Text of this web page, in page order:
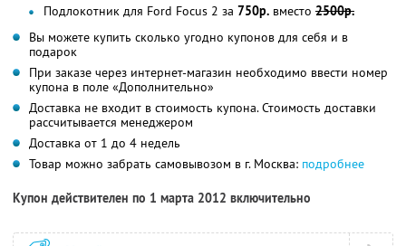
Подлокотник для Ford Focus 2 за 750р. вместо 2500р.
Вы можете купить сколько угодно купонов для себя и в
подарок
При заказе через интернет-магазин необходимо ввести номер
купона в поле «Дополнительно»
Доставка не входит в стоимость купона. Стоимость доставки
рассчитывается менеджером
Доставка от 1 до 4 недель
Товар можно забрать самовывозом в г. Москва: подробнее
Купон действителен по 1 марта 2012 включительно